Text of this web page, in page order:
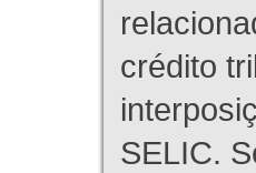
crédito
SELIC.